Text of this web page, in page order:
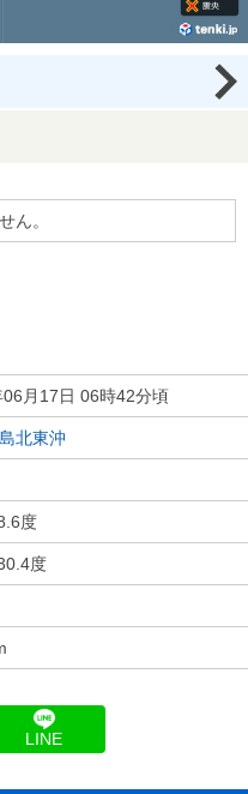
ん。
06月17日 06時42分頃
北東沖
度
度
LINE